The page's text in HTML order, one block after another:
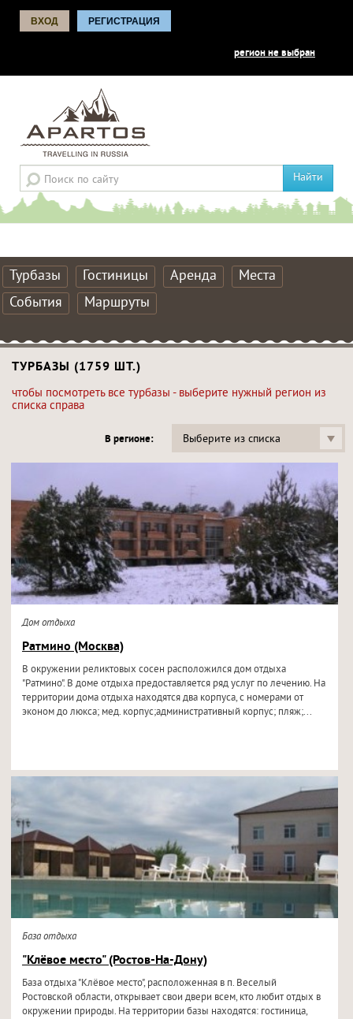
ВХОД РЕГИСТРАЦИЯ
регион не выбран
Найти
Турбазы Гостиницы Аренда
Места
События
Маршруты
ТУРБАЗЫ (1759 ШТ.)
чтобы посмотреть все турбазы - выберите нужный регион из
списка справа
В регионе: Выберите из списка
Дом отдыха
Ратмино (Москва)
В окружении реликтовых сосен расположился дом отдыха
"Ратмино". В доме отдыха предоставляется ряд услуг по лечению. На
территории дома отдыха находятся два корпуса, с номерами от
эконом до люкса; мед. корпус;административный корпус; пляж;...
База отдыха
"Клёвое место" (Ростов-На-Дону)
База отдыха "Клёвое место", расположенная в п. Веселый
Ростовской области, открывает свои двери всем, кто любит отдых в
окружении природы. На территории базы находятся: гостиница,